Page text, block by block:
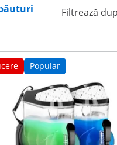
Filtrează
Popular